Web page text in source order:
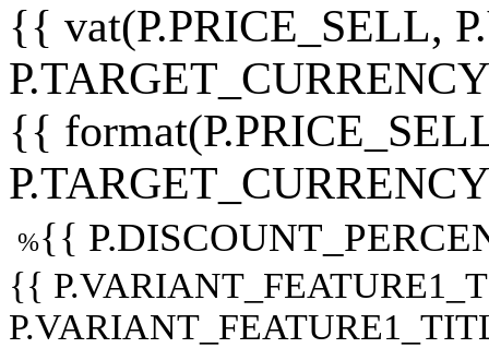
{{ vat(P.PRICE_SELL,
{{
%{{
{{